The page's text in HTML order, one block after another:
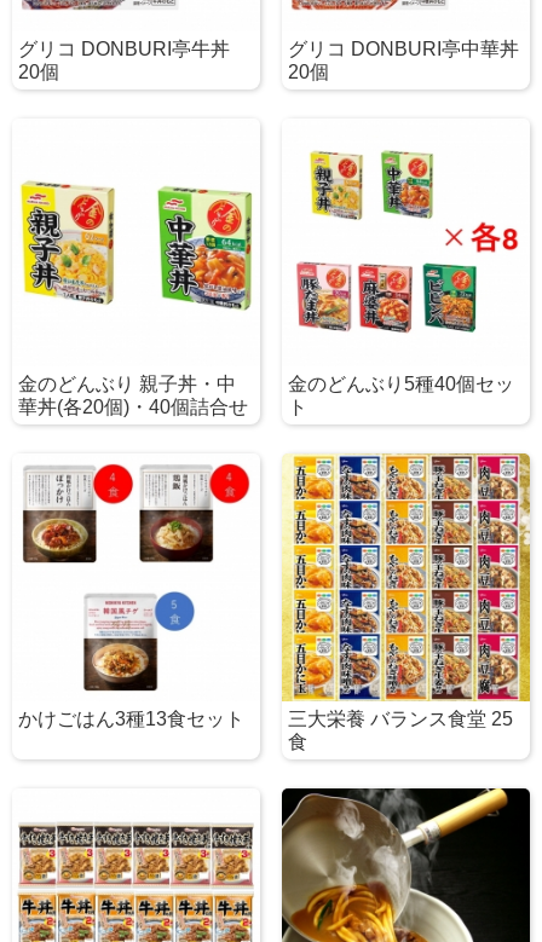
グリコ DONBURI亭牛丼
20個
グリコ DONBURI亭中華丼
20個
金のどんぶり 親子丼・中
華丼(各20個)・40個詰合せ
金のどんぶり5種40個セッ
ト
かけごはん3種13食セット
三大栄養 バランス食堂 25
食